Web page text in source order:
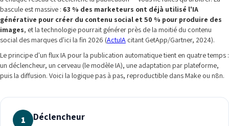
bascule est massive : 63 % des marketeurs ont déjà utilisé l'IA
générative pour créer du contenu social et 50 % pour produire des
images, et la technologie pourrait générer près de la moitié du contenu
social des marques d'ici la fin 2026 (ActuIA citant GetApp/Gartner, 2024).
Le principe d'un flux IA pour la publication automatique tient en quatre temps :
un déclencheur, un cerveau (le modèle IA), une adaptation par plateforme,
puis la diffusion. Voici la logique pas à pas, reproductible dans Make ou n8n.
1 Déclencheur